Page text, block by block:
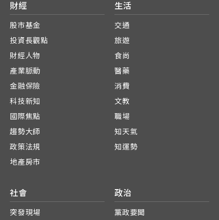
財經
股市基金
投資長觀點
財經人物
產業脈動
金融保險
科技新知
國際焦點
趨勢大師
政策法規
地產房市
生活
交通
旅遊
食尚
醫藥
消費
文教
職場
知天氣
知運勢
社會
突發現場
政治
黨政要聞